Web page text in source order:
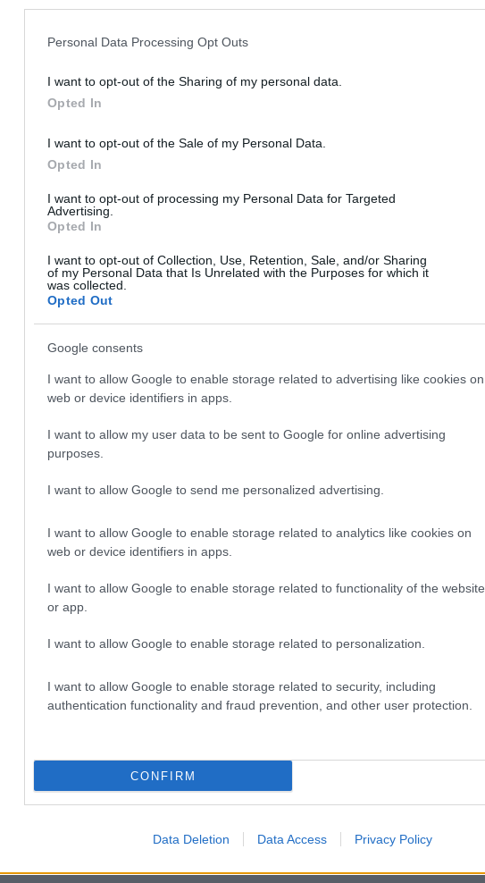
Personal Data Processing Opt Outs
I want to opt-out of the Sharing of my personal data.
Opted In
I want to opt-out of the Sale of my Personal Data.
Opted In
I want to opt-out of processing my Personal Data for Targeted
Advertising.
Opted In
I want to opt-out of Collection, Use, Retention, Sale, and/or Sharing
of my Personal Data that Is Unrelated with the Purposes for which it
was collected.
Opted Out
Google consents
I want to allow Google to enable storage related to advertising like cookies on
web or device identifiers in apps.
I want to allow my user data to be sent to Google for online advertising
purposes.
I want to allow Google to send me personalized advertising.
I want to allow Google to enable storage related to analytics like cookies on
web or device identifiers in apps.
I want to allow Google to enable storage related to functionality of the website
or app.
I want to allow Google to enable storage related to personalization.
I want to allow Google to enable storage related to security, including
authentication functionality and fraud prevention, and other user protection.
CONFIRM
Data Deletion Data Access Privacy Policy
Aκολουθήστε μας
παντού…